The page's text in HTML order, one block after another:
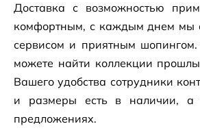
Доставка с возможностью
комфортным, с каждым днем мы
сервисом и приятным
можете найти коллекции
Вашего удобства сотрудники
и размеры есть в наличии, а
предложениях.